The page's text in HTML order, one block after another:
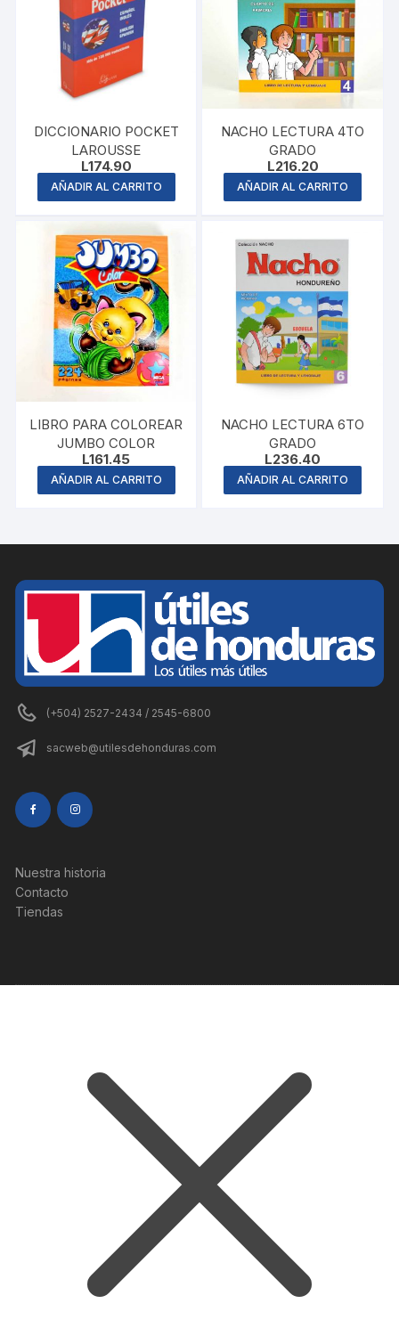
DICCIONARIO POCKET
LAROUSSE
L174.90
AÑADIR AL CARRITO
NACHO LECTURA 4TO
GRADO
L216.20
AÑADIR AL CARRITO
LIBRO PARA COLOREAR
JUMBO COLOR
L161.45
AÑADIR AL CARRITO
NACHO LECTURA 6TO
GRADO
L236.40
AÑADIR AL CARRITO
(+504) 2527-2434 / 2545-6800
sacweb@utilesdehonduras.com
Nuestra historia
Contacto
Tiendas